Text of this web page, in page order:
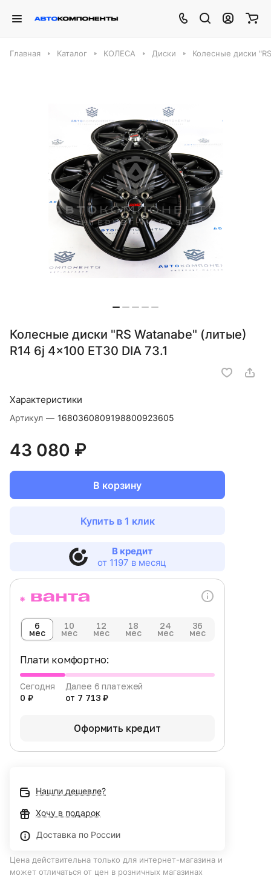
Главная Каталог КОЛЕСА Диски Колесные диски
Колесные диски "RS Watanabe" (литые)
R14 6j 4x100 ET30 DIA 73.1
Характеристики
Артикул — 1680360809198800923605
43 080 ₽
В корзину
Купить в 1 клик
В кредит
от 1197 в месяц
6
мес
10
мес
12
мес
18
мес
24
мес
36
мес
Плати комфортно:
Сегодня
0 ₽
Далее 6 платежей
от 7 713 ₽
Оформить кредит
Нашли дешевле?
Хочу в подарок
Доставка по России
Цена действительна только для интернет-магазина и
может отличаться от цен в розничных магазинах